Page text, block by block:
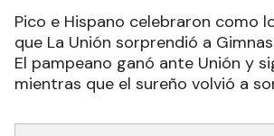
Pico e Hispano celebraron como
que La Unión sorprendió a
El pampeano ganó ante Unión y
mientras que el sureño volvió a